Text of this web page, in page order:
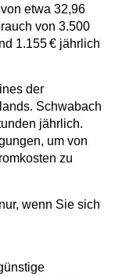
etwa 32,96
von 3.500
1.155 € jährlich
der
Schwabach
jährlich.
um von
zu
wenn Sie sich